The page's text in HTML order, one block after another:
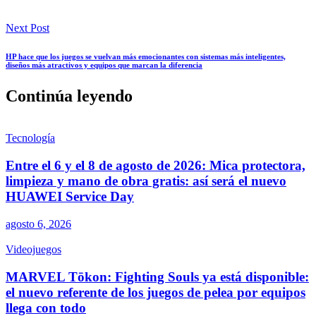
Next Post
HP hace que los juegos se vuelvan más emocionantes con sistemas más inteligentes,
diseños más atractivos y equipos que marcan la diferencia
Continúa leyendo
Tecnología
Entre el 6 y el 8 de agosto de 2026: Mica protectora,
limpieza y mano de obra gratis: así será el nuevo
HUAWEI Service Day
agosto 6, 2026
Videojuegos
MARVEL Tōkon: Fighting Souls ya está disponible:
el nuevo referente de los juegos de pelea por equipos
llega con todo